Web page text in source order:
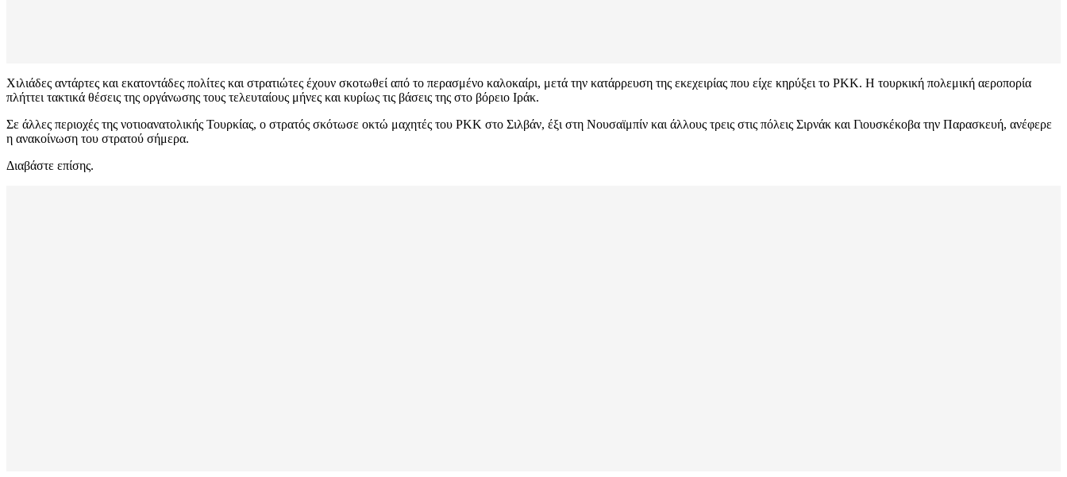
Χιλιάδες αντάρτες και εκατοντάδες πολίτες και στρατιώτες έχουν σκοτωθεί από το περασμένο καλοκαίρι, μετά την κατάρρευση της εκεχειρίας που είχε κηρύξει το PKK. Η τουρκική πολεμική αεροπορία
πλήττει τακτικά θέσεις της οργάνωσης τους τελευταίους μήνες και κυρίως τις βάσεις της στο βόρειο Ιράκ.
Σε άλλες περιοχές της νοτιοανατολικής Τουρκίας, ο στρατός σκότωσε οκτώ μαχητές του PKK στο Σιλβάν, έξι στη Νουσαϊμπίν και άλλους τρεις στις πόλεις Σιρνάκ και Γιουσκέκοβα την Παρασκευή, ανέφερε
η ανακοίνωση του στρατού σήμερα.
Διαβάστε επίσης.